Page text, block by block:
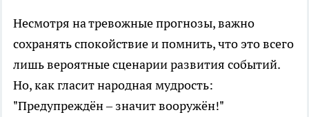
Несмотря на тревожные прогнозы, важно
сохранять спокойствие и помнить, что это всего
лишь вероятные сценарии развития событий.
Но, как гласит народная мудрость:
"Предупреждён – значит вооружён!"